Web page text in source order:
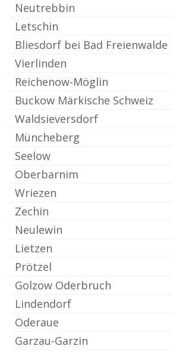
Neutrebbin
Letschin
Bliesdorf bei Bad Freienwalde
Vierlinden
Reichenow-Möglin
Buckow Märkische Schweiz
Waldsieversdorf
Müncheberg
Seelow
Oberbarnim
Wriezen
Zechin
Neulewin
Lietzen
Prötzel
Golzow Oderbruch
Lindendorf
Oderaue
Garzau-Garzin